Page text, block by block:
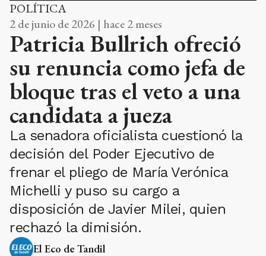
POLÍTICA
2 de junio de 2026 | hace 2 meses
Patricia Bullrich ofreció
su renuncia como jefa de
bloque tras el veto a una
candidata a jueza
La senadora oficialista cuestionó la
decisión del Poder Ejecutivo de
frenar el pliego de María Verónica
Michelli y puso su cargo a
disposición de Javier Milei, quien
rechazó la dimisión.
El Eco de Tandil